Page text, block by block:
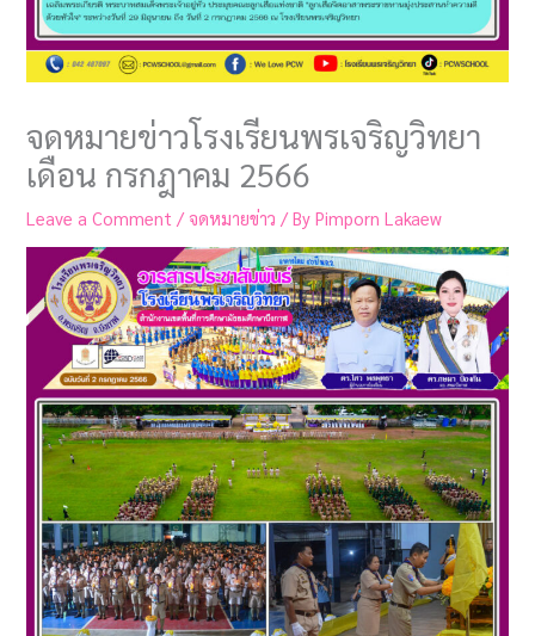
จดหมายข่าวโรงเรียนพรเจริญวิทยา
เดือน กรกฎาคม 2566
Leave a Comment / จดหมายข่าว / ByPimporn Lakaew